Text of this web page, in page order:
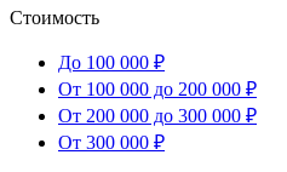
Стоимость
До 100 000 ₽
От 100 000 до 200 000 ₽
От 200 000 до 300 000 ₽
От 300 000 ₽